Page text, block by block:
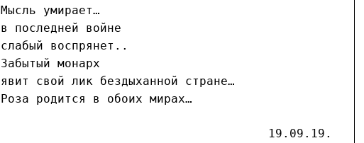
Мысль умирает…
в последней войне
слабый воспрянет..
Забытый монарх
явит свой лик бездыханной стране…
Роза родится в обоих мирах…
19.09.19.